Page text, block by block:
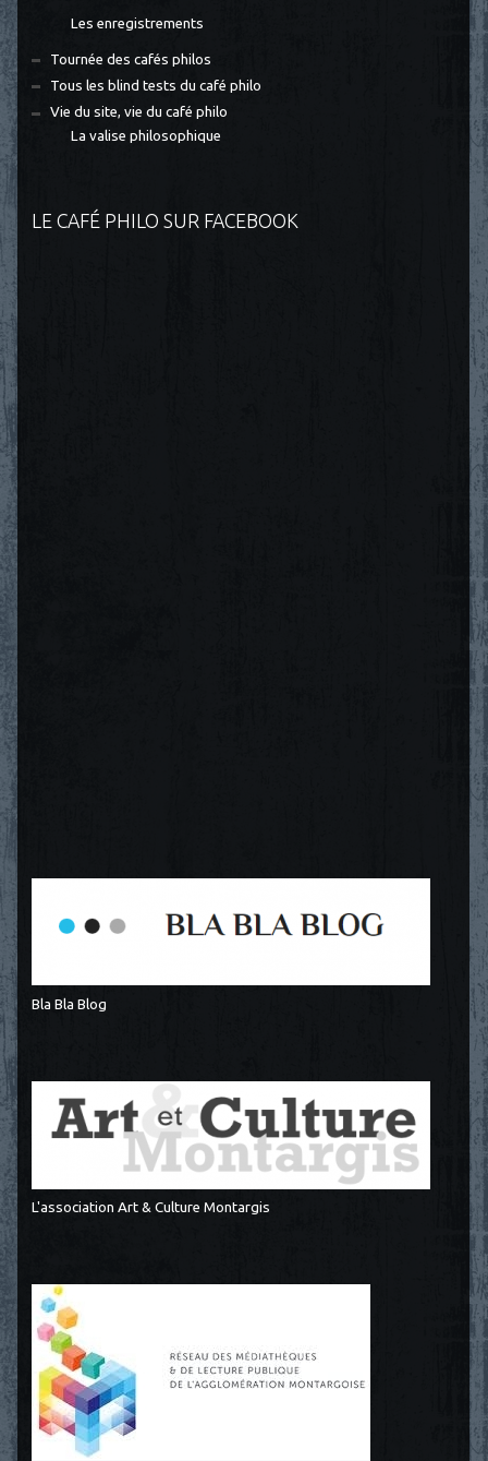
Les enregistrements
Tournée des cafés philos
Tous les blind tests du café philo
Vie du site, vie du café philo
La valise philosophique
LE CAFÉ PHILO SUR FACEBOOK
Bla Bla Blog
L'association Art & Culture Montargis